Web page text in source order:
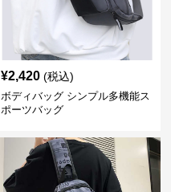
¥2,420 (税込)
ボディバッグ シンプル多機能ス
ポーツバッグ